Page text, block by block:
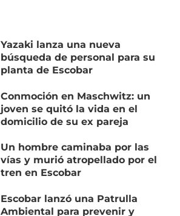
Yazaki lanza una nueva
búsqueda de personal para su
planta de Escobar
Conmoción en Maschwitz: un
joven se quitó la vida en el
domicilio de su ex pareja
Un hombre caminaba por las
vías y murió atropellado por el
tren en Escobar
Escobar lanzó una Patrulla
Ambiental para prevenir y